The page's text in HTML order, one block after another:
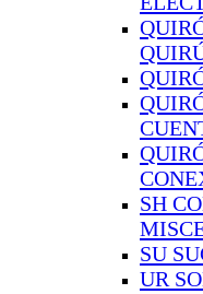
SH
SU
UR